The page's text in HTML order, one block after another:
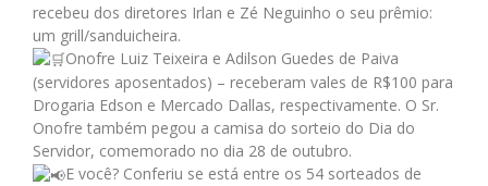
recebeu dos diretores Irlan e Zé Neguinho o seu prêmio:
um grill/sanduicheira.
Onofre Luiz Teixeira e Adilson Guedes de Paiva
(servidores aposentados) – receberam vales de R$100 para
Drogaria Edson e Mercado Dallas, respectivamente. O Sr.
Onofre também pegou a camisa do sorteio do Dia do
Servidor, comemorado no dia 28 de outubro.
E você? Conferiu se está entre os 54 sorteados de